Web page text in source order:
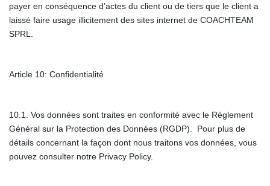
payer en conséquence d’actes du client ou de tiers que le client a
laissé faire usage illicitement des sites internet de COACHTEAM
SPRL.
Article 10: Confidentialité
10.1. Vos données sont traites en conformité avec le Règlement
Général sur la Protection des Données (RGDP). Pour plus de
détails concernant la façon dont nous traitons vos données, vous
pouvez consulter notre Privacy Policy.